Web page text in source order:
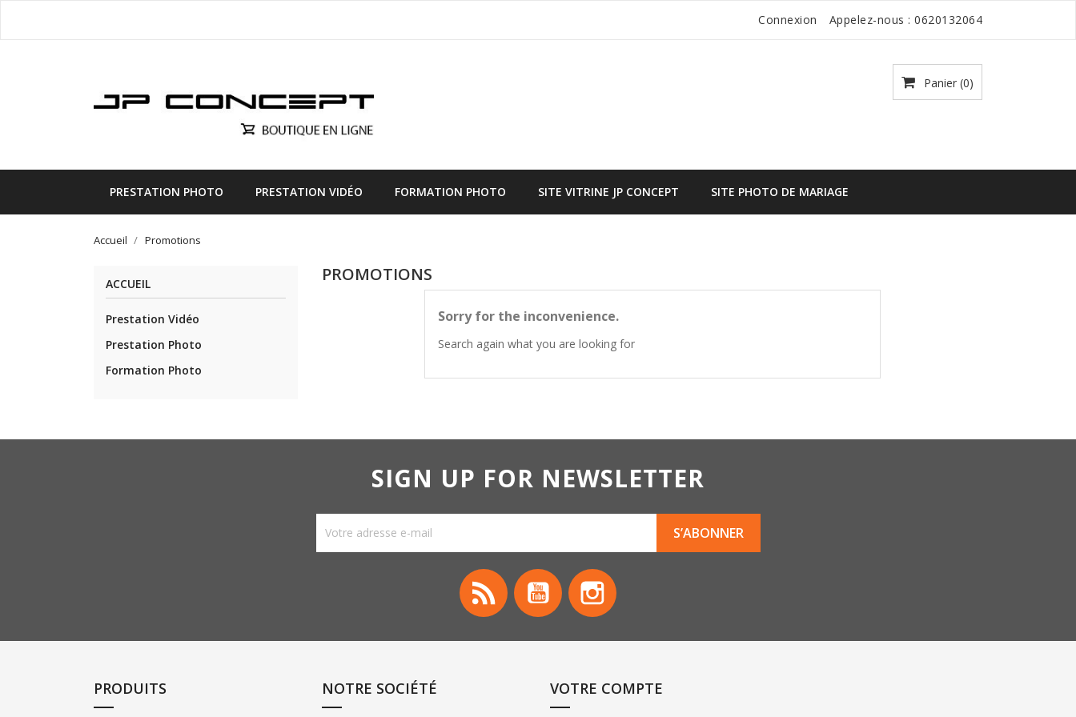
Connexion Appelez-nous : 0620132064
Panier (0)
PRESTATION PHOTO PRESTATION VIDÉO FORMATION PHOTO SITE VITRINE JP CONCEPT SITE PHOTO DE MARIAGE
Accueil Promotions
ACCUEIL
Prestation Vidéo
Prestation Photo
Formation Photo
PROMOTIONS
Sorry for the inconvenience.
Search again what you are looking for
SIGN UP FOR NEWSLETTER
Rss YouTube
PRODUITS NOTRE SOCIÉTÉ VOTRE COMPTE